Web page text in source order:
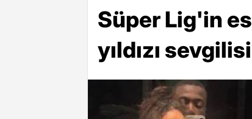
Süper Lig'in
yıldızı